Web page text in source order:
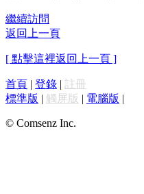
繼續訪問
返回上一頁
[ 點擊這裡返回上一頁 ]
首頁 | 登錄 | 註冊
標準版 | 觸屏版 | 電腦版 |
© Comsenz Inc.